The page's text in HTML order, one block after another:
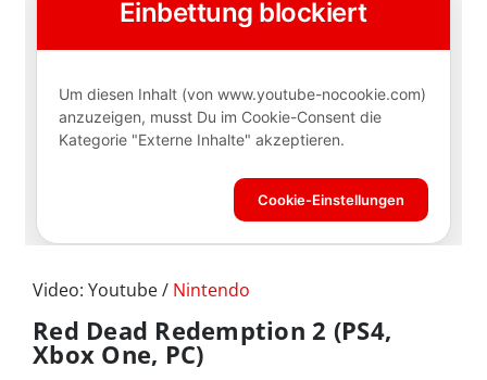
Video: Youtube / Nintendo
Red Dead Redemption 2 (PS4,
Xbox One, PC)